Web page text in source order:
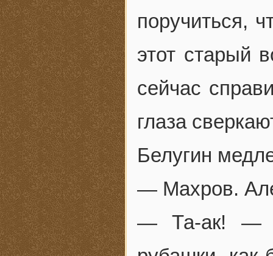
поручиться,
этот старый
сейчас
глаза
Белугин
— Махров.
— Та-ак! —